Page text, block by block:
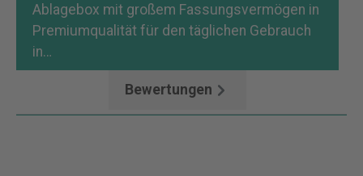
Ablagebox mit großem Fassungsvermögen in
Premiumqualität für den täglichen Gebrauch
in…
Bewertungen